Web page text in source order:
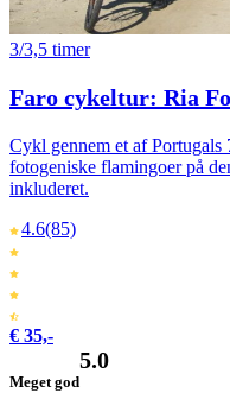
3/3,5 timer
Faro cykeltur: Ria
Cykl gennem et af Portugals
fotogeniske flamingoer på
inkluderet.
4.6(85)
€ 35,-
Meget god
5.0